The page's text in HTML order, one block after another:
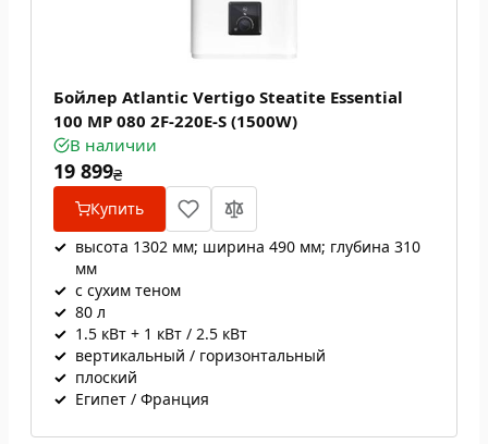
Бойлер Atlantic Vertigo Steatite Essential
100 MP 080 2F-220E-S (1500W)
В наличии
19 899₴
Купить
✓ высота 1302 мм; ширина 490 мм; глубина 310
мм
✓ с сухим теном
✓ 80 л
✓ 1.5 кВт + 1 кВт / 2.5 кВт
✓ вертикальный / горизонтальный
✓ плоский
✓ Египет / Франция